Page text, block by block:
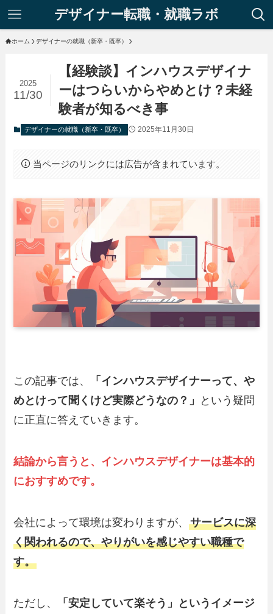
デザイナー転職・就職ラボ
ホーム デザイナーの就職（新卒・既卒）
【経験談】インハウスデザイナ
ーはつらいからやめとけ？未経
験者が知るべき事
2025
11/30
デザイナーの就職（新卒・既卒） 2025年11月30日
当ページのリンクには広告が含まれています。
この記事では、
「インハウスデザイナーって、や
めとけって聞くけど実際どうなの？」
という疑問
に正直に答えていきます。
結論から言うと、インハウスデザイナーは基本的
におすすめです。
会社によって環境は変わりますが、サービスに深
く関われるので、やりがいを感じやすい職種で
す。
ただし、
「安定していて楽そう」というイメージ